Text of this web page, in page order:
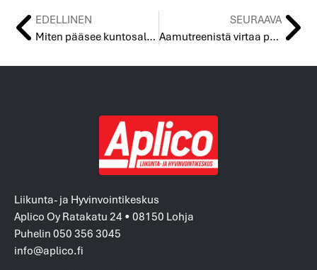
EDELLINEN
Miten pääsee kuntosaliharjoittelun alkuun?
SEURAAVA
Aamutreenistä virtaa päivään
Liikunta- ja Hyvinvointikeskus
Aplico Oy Ratakatu 24 • 08150 Lohja
Puhelin 050 356 3045
info@aplico.fi